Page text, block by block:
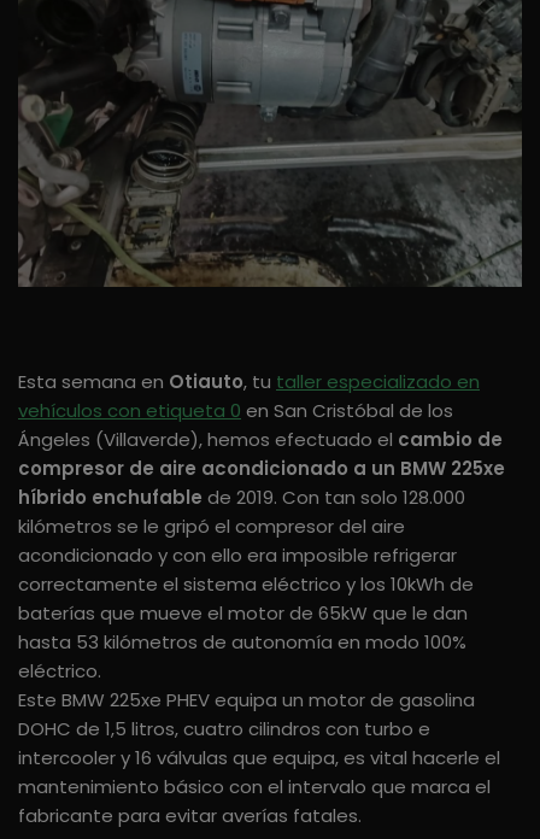
Esta semana en Otiauto, tu taller especializado en
vehículos con etiqueta 0 en San Cristóbal de los
Ángeles (Villaverde), hemos efectuado el cambio de
compresor de aire acondicionado a un BMW 225xe
híbrido enchufable de 2019. Con tan solo 128.000
kilómetros se le gripó el compresor del aire
acondicionado y con ello era imposible refrigerar
correctamente el sistema eléctrico y los 10kWh de
baterías que mueve el motor de 65kW que le dan
hasta 53 kilómetros de autonomía en modo 100%
eléctrico.
Este BMW 225xe PHEV equipa un motor de gasolina
DOHC de 1,5 litros, cuatro cilindros con turbo e
intercooler y 16 válvulas que equipa, es vital hacerle el
mantenimiento básico con el intervalo que marca el
fabricante para evitar averías fatales.